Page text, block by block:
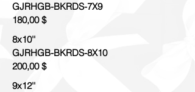
GJRHGB-BKRDS-7X9
180,00 $
8x10''
GJRHGB-BKRDS-8X10
200,00 $
9x12''